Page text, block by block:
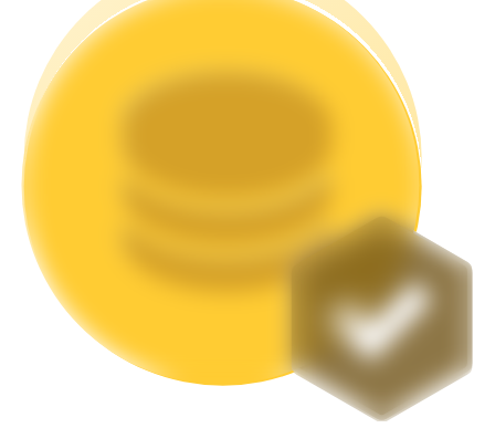
Стейкинг
Launchpool
Гибкая ставка для заработка популярных токенов